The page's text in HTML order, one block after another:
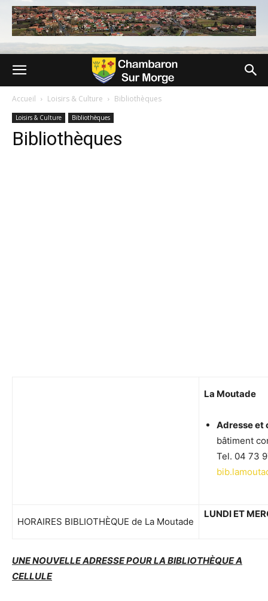
Accueil Loisirs & Culture Bibliothèques
Loisirs & Culture Bibliothèques
Bibliothèques
La Moutade
Adresse et
bâtiment
Tel. 04 73
HORAIRES BIBLIOTHÈQUE de La Moutade
LUNDI ET
UNE NOUVELLE ADRESSE POUR LA BIBLIOTHÈQUE A
CELLULE